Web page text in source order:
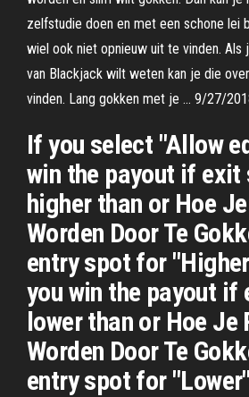
zelfstudie doen en met een schone lei
wiel ook niet opnieuw uit te vinden. Als
van Blackjack wilt weten kan je die
vinden. Lang gokken met je … 9/27/
If you select "Allow
win the payout if exit
higher than or Hoe
Worden Door Te
entry spot for
you win the payout if
lower than or Hoe Je
Worden Door Te
entry spot for